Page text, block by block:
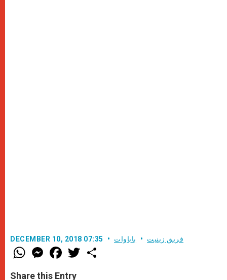
DECEMBER 10, 2018 07:35 فريق زينيت باباوات
W
h
t
M
e
s
F
a
e
w
Share this Entry